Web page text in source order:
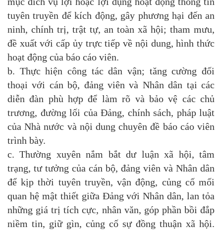
tuyên truyền để kích động, gây phương hại đến an
ninh, chính trị, trật tự, an toàn xã hội; tham mưu,
đề xuất với cấp ủy trực tiếp về nội dung, hình thức
hoạt động của báo cáo viên.
b. Thực hiện công tác dân vận; tăng cường đối
thoại với cán bộ, đảng viên và Nhân dân tại các
diễn đàn phù hợp để làm rõ và bảo vệ các chủ
trương, đường lối của Đảng, chính sách, pháp luật
của Nhà nước và nội dung chuyên đề báo cáo viên
trình bày.
c. Thường xuyên nắm bắt dư luận xã hội, tâm
trạng, tư tưởng của cán bộ, đảng viên và Nhân dân
để kịp thời tuyên truyền, vận động, củng cố mối
quan hệ mật thiết giữa Đảng với Nhân dân, lan tỏa
những giá trị tích cực, nhân văn, góp phần bồi đắp
niềm tin, giữ gìn, củng cố sự đồng thuận xã hội.